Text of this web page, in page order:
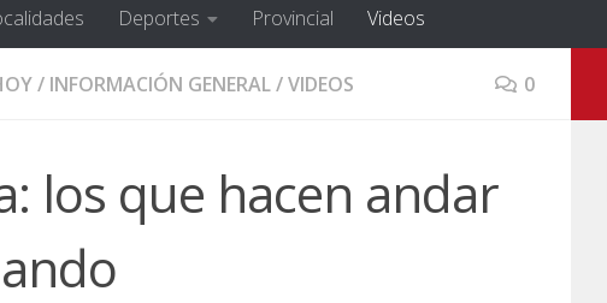
Deportes Provincial Videos
/ INFORMACIÓN GENERAL/VIDEOS 0
los que hacen andar